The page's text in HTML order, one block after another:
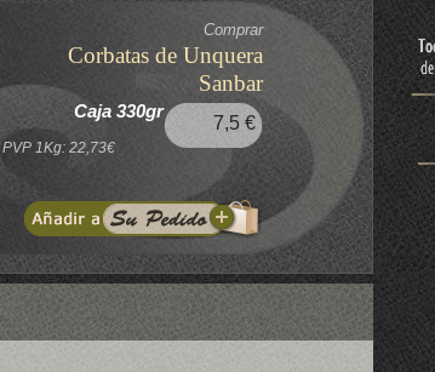
Comprar
Corbatas de Unquera
Sanbar
Caja 330gr
7,5 €
PVP 1Kg: 22,73€